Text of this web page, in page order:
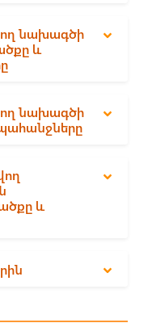
նախագծի
և
նախագծի
և